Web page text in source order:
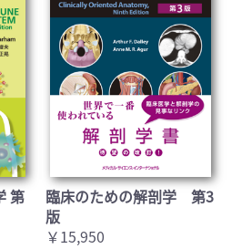
第
臨床のための解剖学 第3
版
￥15,950